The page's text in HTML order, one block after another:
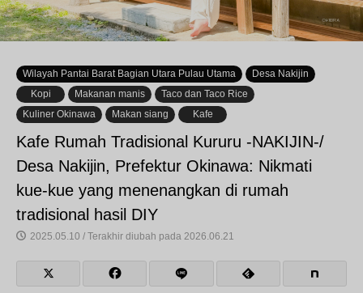
Wilayah Pantai Barat Bagian Utara Pulau Utama
Desa Nakijin
Kopi
Makanan manis
Taco dan Taco Rice
Kuliner Okinawa
Makan siang Kafe
Kafe Rumah Tradisional Kururu -NAKIJIN-/
Desa Nakijin, Prefektur Okinawa: Nikmati
kue-kue yang menenangkan di rumah
tradisional hasil DIY
2025.05.10 / Terakhir diubah pada 2026.06.21